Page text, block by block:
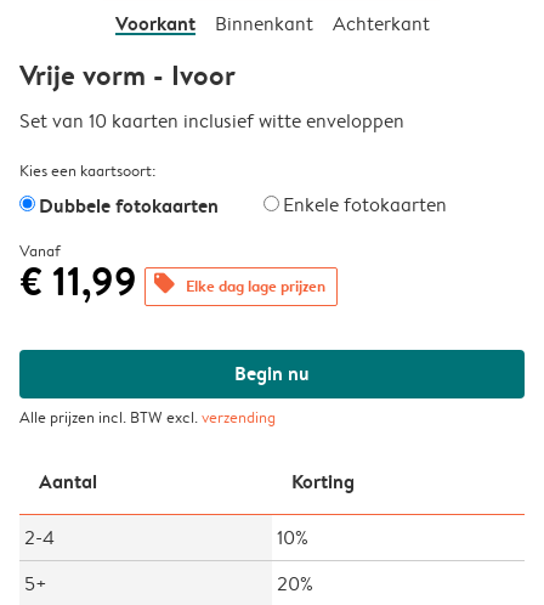
Voorkant Binnenkant Achterkant
Vrije vorm - Ivoor
Set van 10 kaarten inclusief witte enveloppen
Kies een kaartsoort:
Dubbele fotokaarten Enkele fotokaarten
Vanaf
€ 11,99 offers Elke dag lage prijzen
Begin nu
Alle prijzen incl. BTW excl.verzending
Aantal Korting
2-4
10%
5+
20%